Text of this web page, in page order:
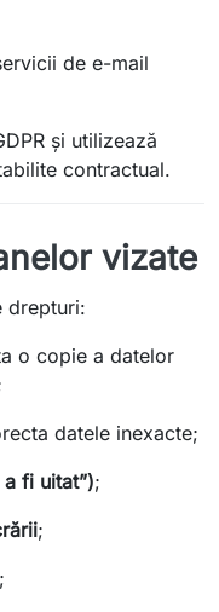
de e-mail
și utilizează
contractual.
vizate
drepturi:
o copie a datelor
datele inexacte;
fi uitat”);
;
;